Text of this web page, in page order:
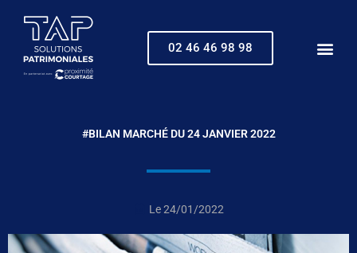
contenu
02 46 46 98 98
#BILAN MARCHÉ DU 24 JANVIER 2022
Le24/01/2022